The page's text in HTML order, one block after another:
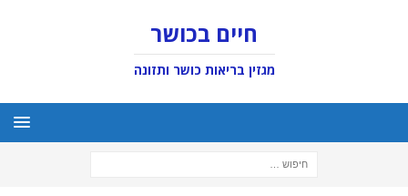
חיים בכושר
מגזין בריאות כושר ותזונה